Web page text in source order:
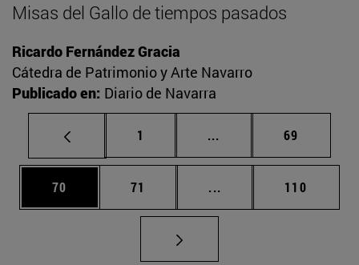
Misas del Gallo de tiempos pasados
Ricardo Fernández Gracia
Cátedra de Patrimonio y Arte Navarro
Publicado en: Diario de Navarra
Página
1 ... Páginas intermedias
Página
69
Página
70 Página
71 ... Páginas intermedias
Página
110